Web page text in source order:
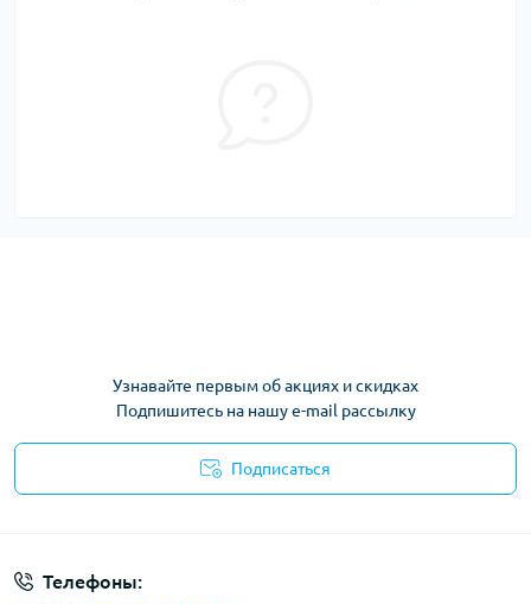
Узнавайте первым об акциях и скидках
Подпишитесь на нашу e-mail рассылку
Подписаться
Телефоны: